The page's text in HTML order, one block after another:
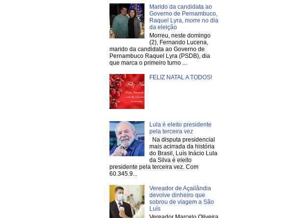
Marido da candidata ao
Governo de Pernambuco,
Raquel Lyra, morre no dia
da eleição
Morreu, neste domingo
(2), Fernando Lucena,
marido da candidata ao Governo de
Pernambuco Raquel Lyra (PSDB), dia
que marca o primeiro turno ...
FELIZ NATAL A TODOS!
Lula é eleito presidente
pela terceira vez
Na disputa presidencial
mais acirrada da história
do Brasil, Luís Inácio Lula
da Silva é eleito
presidente pela terceira vez. Com
60.345.9...
Vereador de Açailândia
devolve dinheiro que
sobrou de viagem a São
Luís